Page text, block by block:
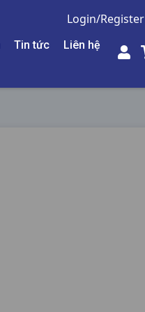
Login/Register
Tin tức Liên hệ